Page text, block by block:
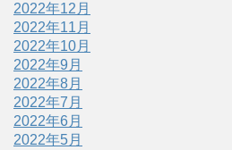
2022年12月
2022年11月
2022年10月
2022年9月
2022年8月
2022年7月
2022年6月
2022年5月